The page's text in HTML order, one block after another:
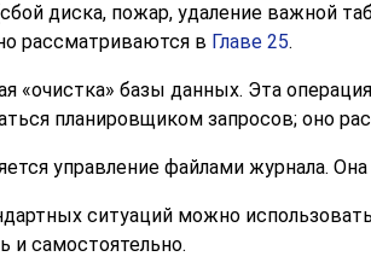
диска, пожар, удаление важной
рассматриваются в Главе 25.
«очистка» базы данных. Эта
планировщиком запросов; оно
управление файлами журнала.
ситуаций можно использовать
и самостоятельно.